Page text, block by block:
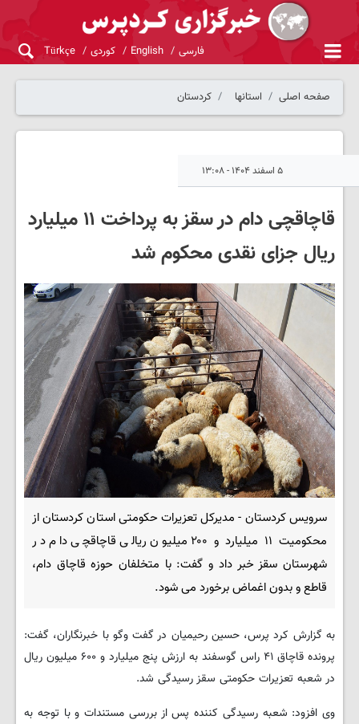
فارسی English کوردی Türkçe
صفحه اصلی استانها کردستان
۵ اسفند ۱۴۰۴ - ۱۳:۰۸
قاچاقچی دام در سقز به پرداخت ۱۱ میلیارد
ریال جزای نقدی محکوم شد
سرویس کردستان - مدیرکل تعزیرات حکومتی استان کردستان از
محکومیت ۱۱ میلیارد و ۲۰۰ میلیون ریالی قاچاقچی دام در
شهرستان سقز خبر داد و گفت: با متخلفان حوزه قاچاق دام،
قاطع و بدون اغماض برخورد می شود.
به گزارش کرد پرس، حسین رحیمیان در گفت وگو با خبرنگاران، گفت:
پرونده قاچاق ۴۱ راس گوسفند به ارزش پنج میلیارد و ۶۰۰ میلیون ریال
در شعبه تعزیرات حکومتی سقز رسیدگی شد.
وی افزود: شعبه رسیدگی کننده پس از بررسی مستندات و با توجه به